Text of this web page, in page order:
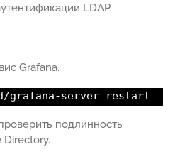
LDAP.
Grafana.
server restart
подлинность
Directory.